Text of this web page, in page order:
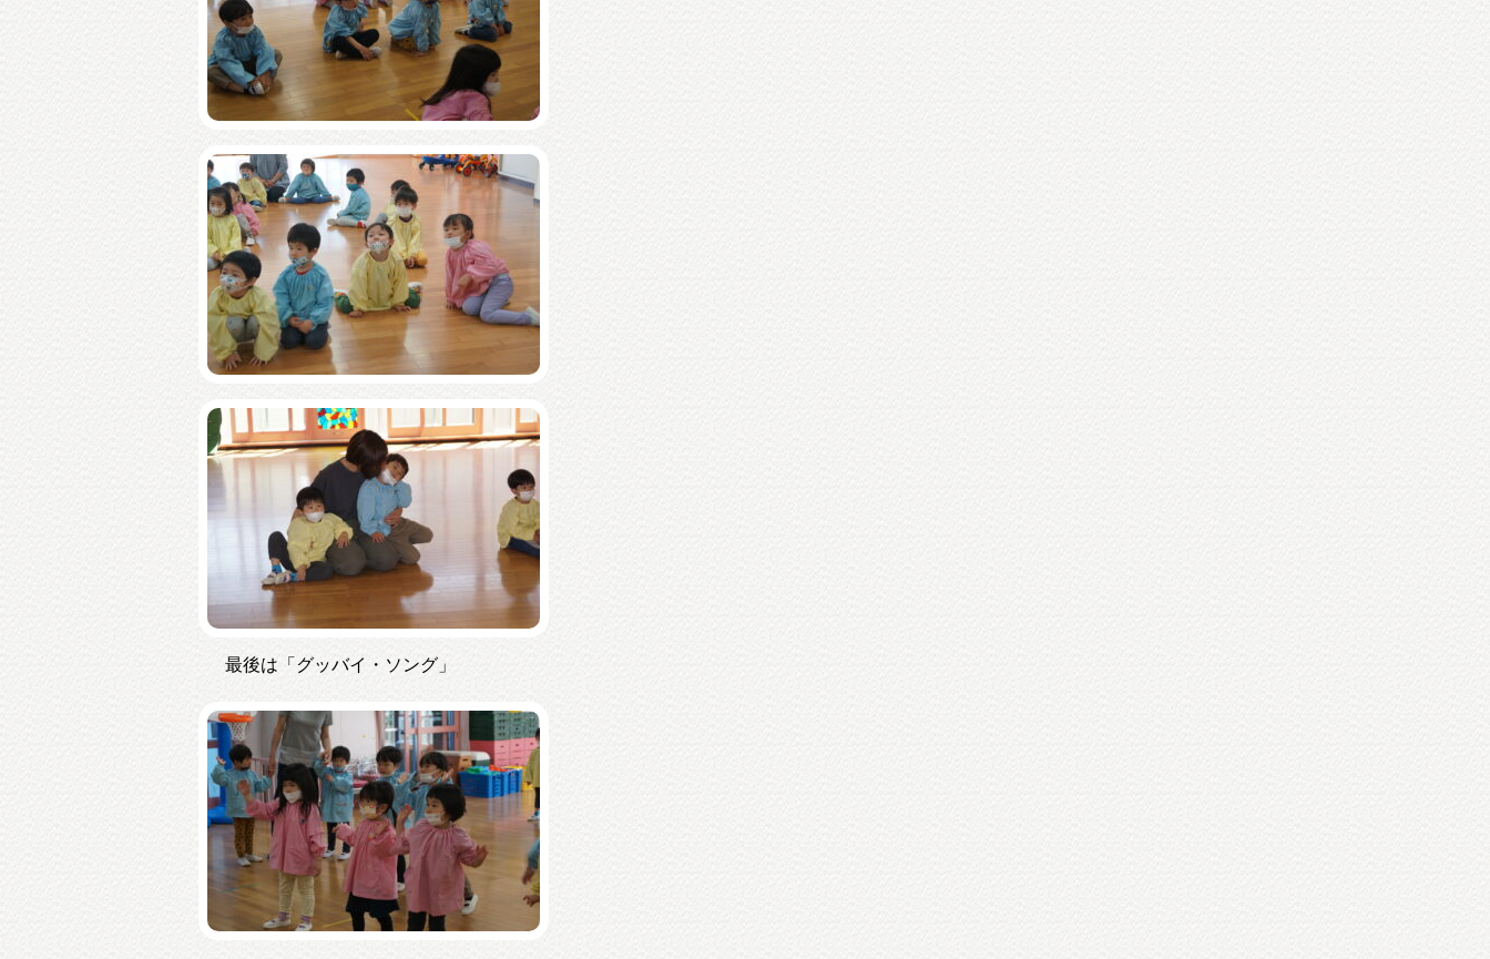
最後は「グッバイ・ソング」